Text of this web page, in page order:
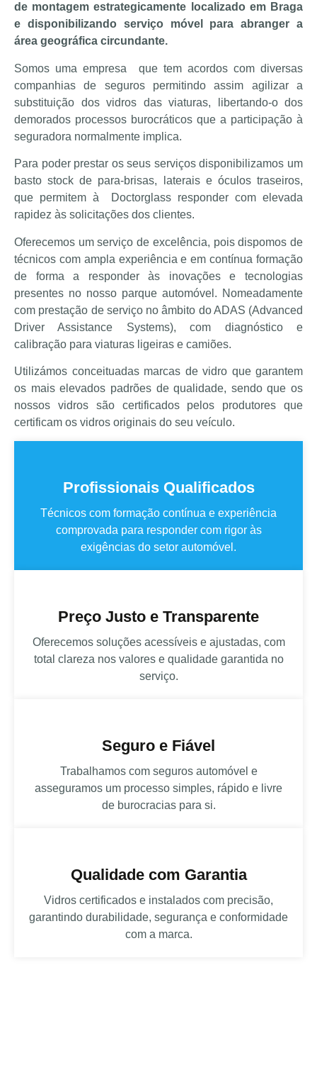
de montagem estrategicamente localizado em Braga
e disponibilizando serviço móvel para abranger a
área geográfica circundante.
Somos uma empresa que tem acordos com diversas
companhias de seguros permitindo assim agilizar a
substituição dos vidros das viaturas, libertando-o dos
demorados processos burocráticos que a participação à
seguradora normalmente implica.
Para poder prestar os seus serviços disponibilizamos um
basto stock de para-brisas, laterais e óculos traseiros,
que permitem à Doctorglass responder com elevada
rapidez às solicitações dos clientes.
Oferecemos um serviço de excelência, pois dispomos de
técnicos com ampla experiência e em contínua formação
de forma a responder às inovações e tecnologias
presentes no nosso parque automóvel. Nomeadamente
com prestação de serviço no âmbito do ADAS (Advanced
Driver Assistance Systems), com diagnóstico e
calibração para viaturas ligeiras e camiões.
Utilizámos conceituadas marcas de vidro que garantem
os mais elevados padrões de qualidade, sendo que os
nossos vidros são certificados pelos produtores que
certificam os vidros originais do seu veículo.
Profissionais Qualificados
Técnicos com formação contínua e experiência
comprovada para responder com rigor às
exigências do setor automóvel.
Preço Justo e Transparente
Oferecemos soluções acessíveis e ajustadas, com
total clareza nos valores e qualidade garantida no
serviço.
Seguro e Fiável
Trabalhamos com seguros automóvel e
asseguramos um processo simples, rápido e livre
de burocracias para si.
Qualidade com Garantia
Vidros certificados e instalados com precisão,
garantindo durabilidade, segurança e conformidade
com a marca.